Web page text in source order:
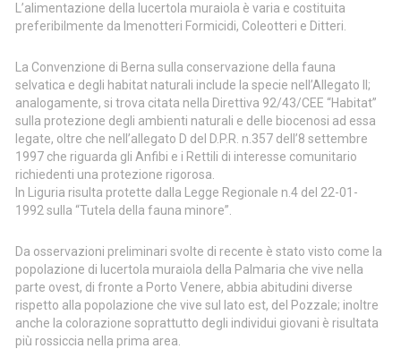
L’alimentazione della lucertola muraiola è varia e costituita
preferibilmente da Imenotteri Formicidi, Coleotteri e Ditteri.
La Convenzione di Berna sulla conservazione della fauna
selvatica e degli habitat naturali include la specie nell’Allegato II;
analogamente, si trova citata nella Direttiva 92/43/CEE “Habitat”
sulla protezione degli ambienti naturali e delle biocenosi ad essa
legate, oltre che nell’allegato D del D.P.R. n.357 dell’8 settembre
1997 che riguarda gli Anfibi e i Rettili di interesse comunitario
richiedenti una protezione rigorosa.
In Liguria risulta protette dalla Legge Regionale n.4 del 22-01-
1992 sulla “Tutela della fauna minore”.
Da osservazioni preliminari svolte di recente è stato visto come la
popolazione di lucertola muraiola della Palmaria che vive nella
parte ovest, di fronte a Porto Venere, abbia abitudini diverse
rispetto alla popolazione che vive sul lato est, del Pozzale; inoltre
anche la colorazione soprattutto degli individui giovani è risultata
più rossiccia nella prima area.